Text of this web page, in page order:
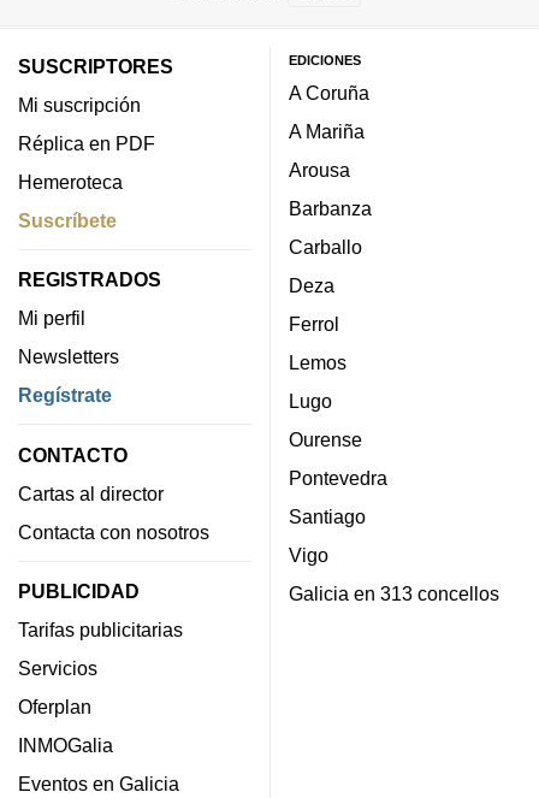
SUSCRIPTORES
Mi suscripción
Réplica en PDF
Hemeroteca
Suscríbete
REGISTRADOS
Mi perfil
Newsletters
Regístrate
CONTACTO
Cartas al director
Contacta con nosotros
PUBLICIDAD
Tarifas publicitarias
Servicios
Oferplan
INMOGalia
Eventos en Galicia
EDICIONES
A Coruña
A Mariña
Arousa
Barbanza
Carballo
Deza
Ferrol
Lemos
Lugo
Ourense
Pontevedra
Santiago
Vigo
Galicia en 313 concellos